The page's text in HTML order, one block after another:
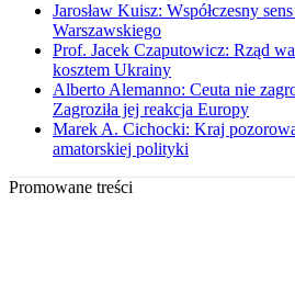
Jarosław Kuisz: Współczesny
Warszawskiego
Prof. Jacek Czaputowicz: Rząd
kosztem Ukrainy
Alberto Alemanno: Ceuta nie
Zagroziła jej reakcja Europy
Marek A. Cichocki: Kraj
amatorskiej polityki
Promowane treści